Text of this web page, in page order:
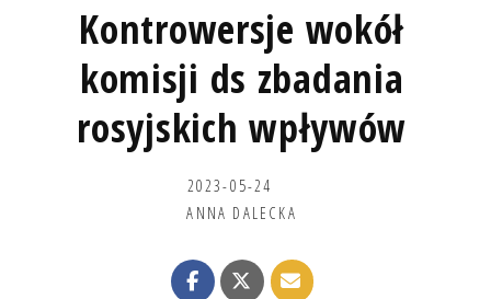
Kontrowersje wokół
komisji ds zbadania
rosyjskich wpływów
2023-05-24
ANNA DALECKA